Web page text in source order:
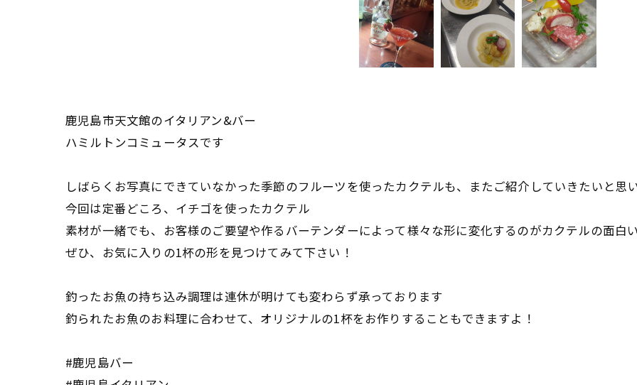
鹿児島市天文館のイタリアン&バー
ハミルトンコミュータスです
しばらくお写真にできていなかった季節のフルーツを使ったカクテルも、またご紹介していきたいと思
今回は定番どころ、イチゴを使ったカクテル
素材が一緒でも、お客様のご要望や作るバーテンダーによって様々な形に変化するのがカクテルの面白
ぜひ、お気に入りの1杯の形を見つけてみて下さい！
釣ったお魚の持ち込み調理は連休が明けても変わらず承っております
釣られたお魚のお料理に合わせて、オリジナルの1杯をお作りすることもできますよ！
#鹿児島バー